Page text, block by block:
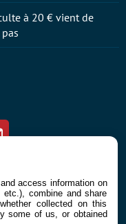
Newsletter
à 20 € vient de
access information on
combine and share
collected on this
some of us, or obtained